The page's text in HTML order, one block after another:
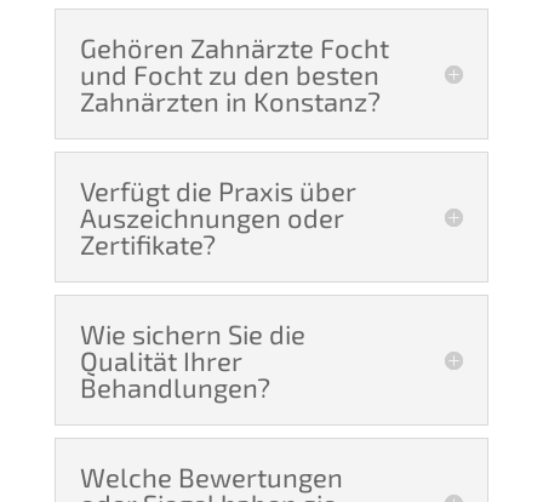
Gehören Zahnärzte Focht
und Focht zu den besten
Zahnärzten in Konstanz?
Verfügt die Praxis über
Auszeichnungen oder
Zertifikate?
Wie sichern Sie die
Qualität Ihrer
Behandlungen?
Welche Bewertungen